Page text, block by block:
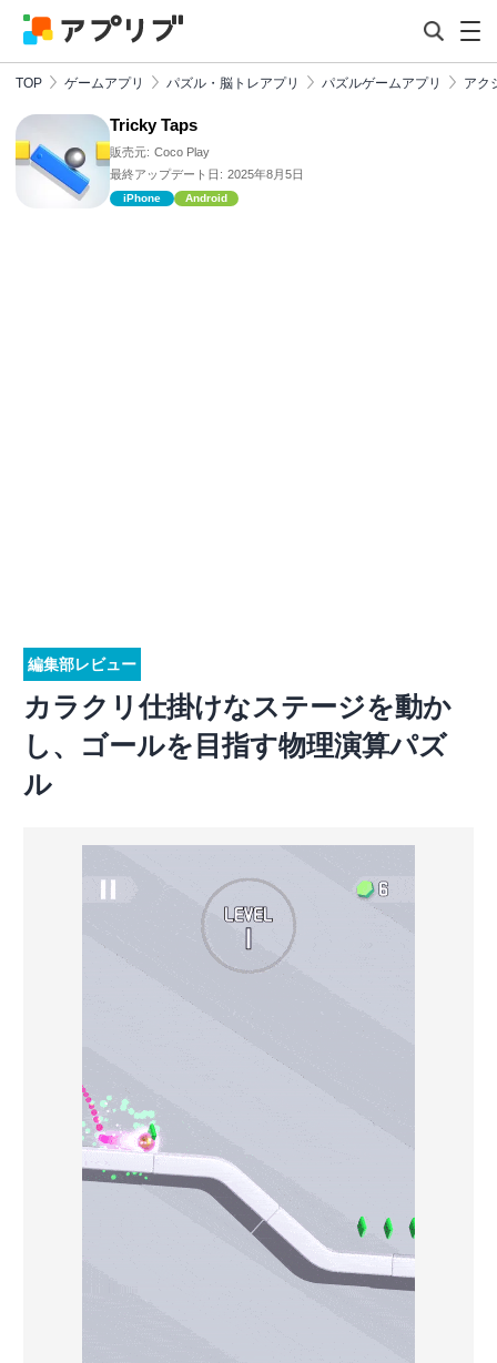
TOP ゲームアプリ パズル・脳トレアプリ パズルゲームアプリ アク
Tricky Taps
販売元: Coco Play
最終アップデート日: 2025年8月5日
iPhone Android
編集部レビュー
カラクリ仕掛けなステージを動か
し、ゴールを目指す物理演算パズ
ル